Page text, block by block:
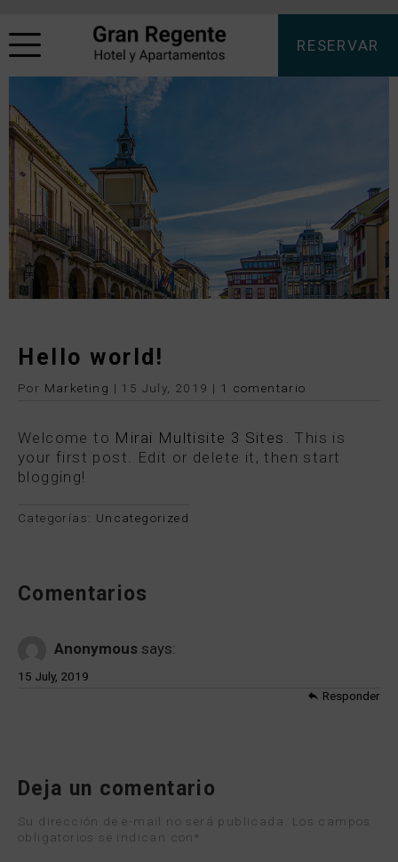
RESERVAR
Hello world!
Por Marketing | 15 July, 2019 | 1 comentario
Welcome to Mirai Multisite 3 Sites . This is
your first post. Edit or delete it, then start
blogging!
Categorías: Uncategorized
Comentarios
Anonymous says:
15 July, 2019
Responder
Deja un comentario
Su dirección de e-mail no será publicada. Los campos
obligatorios se indican con *